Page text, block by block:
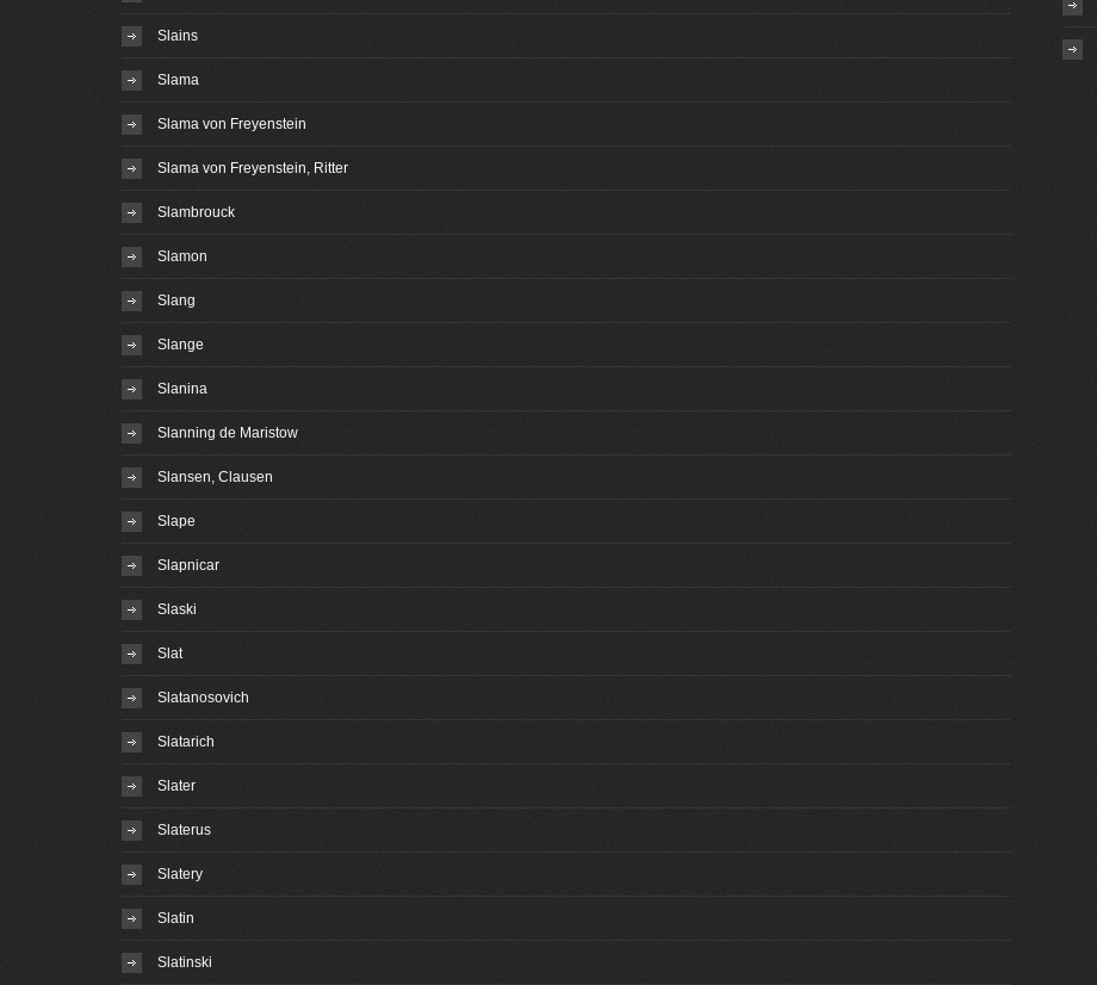
Slains
Slama
Slama von Freyenstein
Slama von Freyenstein, Ritter
Slambrouck
Slamon
Slang
Slange
Slanina
Slanning de Maristow
Slansen, Clausen
Slape
Slapnicar
Slaski
Slat
Slatanosovich
Slatarich
Slater
Slaterus
Slatery
Slatin
Slatinski